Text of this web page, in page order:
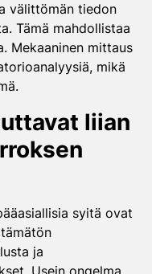
välittömän tiedon
Tämä mahdollistaa
Mekaaninen mittaus
mikä
liian
syitä ovat
ja
Usein ongelma